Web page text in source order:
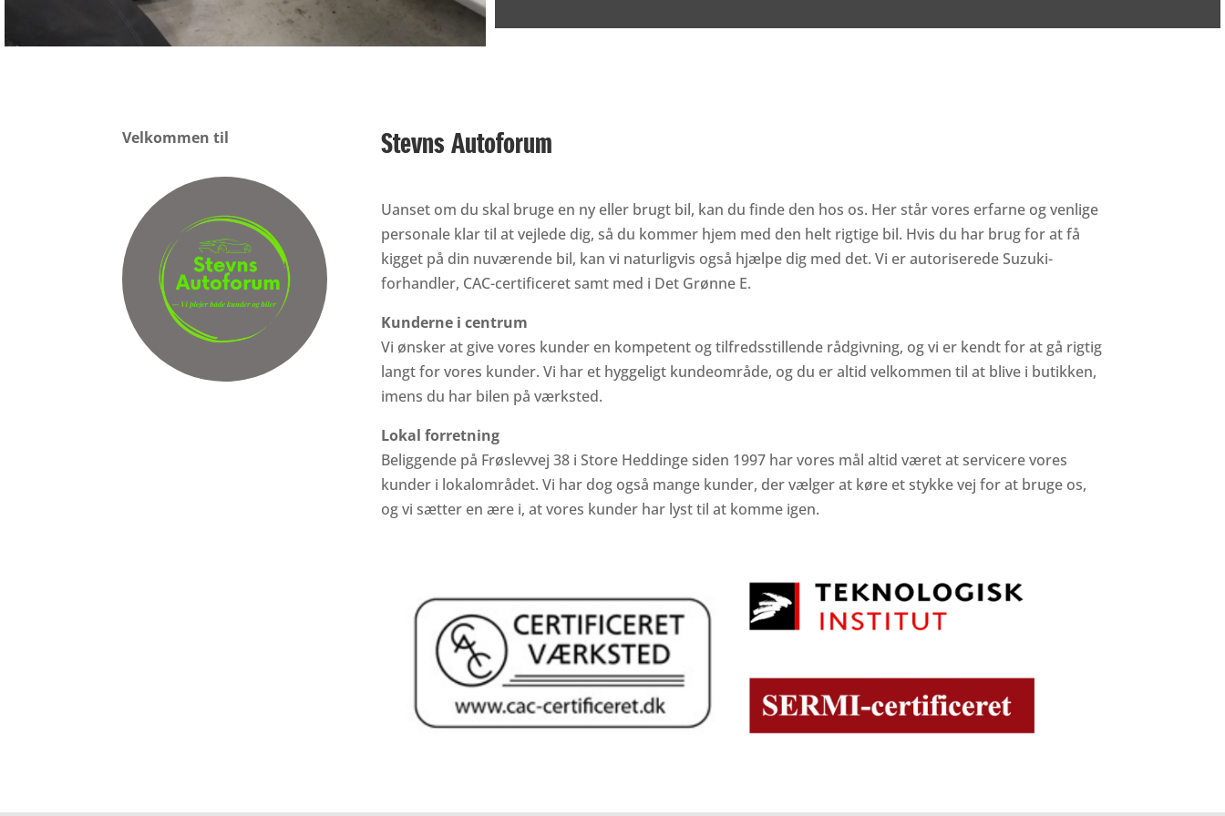
Velkommen til Stevns Autoforum
Uanset om du skal bruge en ny eller brugt bil, kan du finde den hos os. Her står vores erfarne og venlige
personale klar til at vejlede dig, så du kommer hjem med den helt rigtige bil. Hvis du har brug for at få
kigget på din nuværende bil, kan vi naturligvis også hjælpe dig med det. Vi er autoriserede Suzuki-
forhandler, CAC-certificeret samt med i Det Grønne E.
Kunderne i centrum
Vi ønsker at give vores kunder en kompetent og tilfredsstillende rådgivning, og vi er kendt for at gå rigtig
langt for vores kunder. Vi har et hyggeligt kundeområde, og du er altid velkommen til at blive i butikken,
imens du har bilen på værksted.
Lokal forretning
Beliggende på Frøslevvej 38 i Store Heddinge siden 1997 har vores mål altid været at servicere vores
kunder i lokalområdet. Vi har dog også mange kunder, der vælger at køre et stykke vej for at bruge os,
og vi sætter en ære i, at vores kunder har lyst til at komme igen.